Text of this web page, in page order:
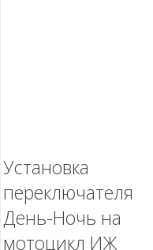
Установка
переключателя
День-Ночь на
мотоцикл ИЖ